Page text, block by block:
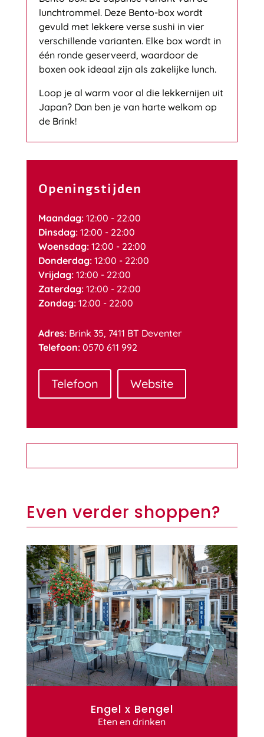
lunchtrommel. Deze Bento-box wordt
gevuld met lekkere verse sushi in vier
verschillende varianten. Elke box wordt in
één ronde geserveerd, waardoor de
boxen ook ideaal zijn als zakelijke lunch.
Loop je al warm voor al die lekkernijen uit
Japan? Dan ben je van harte welkom op
de Brink!
Openingstijden
Maandag:12:00 - 22:00
Dinsdag:12:00 - 22:00
Woensdag:12:00 - 22:00
Donderdag:12:00 - 22:00
Vrijdag:12:00 - 22:00
Zaterdag:12:00 - 22:00
Zondag:12:00 - 22:00
Adres:Brink 35, 7411 BT Deventer
Telefoon:0570 611 992
Telefoon Website
Even verder shoppen?
Engel x Bengel
Eten en drinken